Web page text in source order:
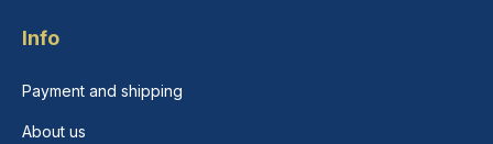
Info
Payment and shipping
About us